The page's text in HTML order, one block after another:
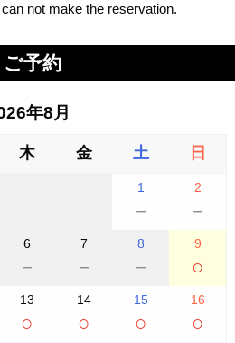
not make the reservation.
ご予約
年8月
木 金 土 日
1
－
2
－
6
－
7
－
8
－
9
○
13
○
14
○
15
○
16
○